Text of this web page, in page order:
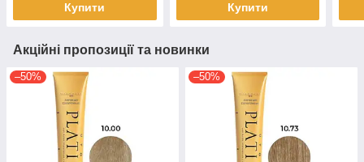
Купити Купити
Акційні пропозиції та новинки
–50% –50%